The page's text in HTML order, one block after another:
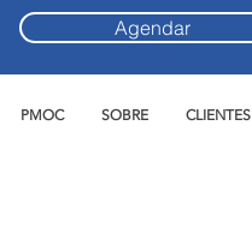
Agendar
PMOC SOBRE CLIENTES